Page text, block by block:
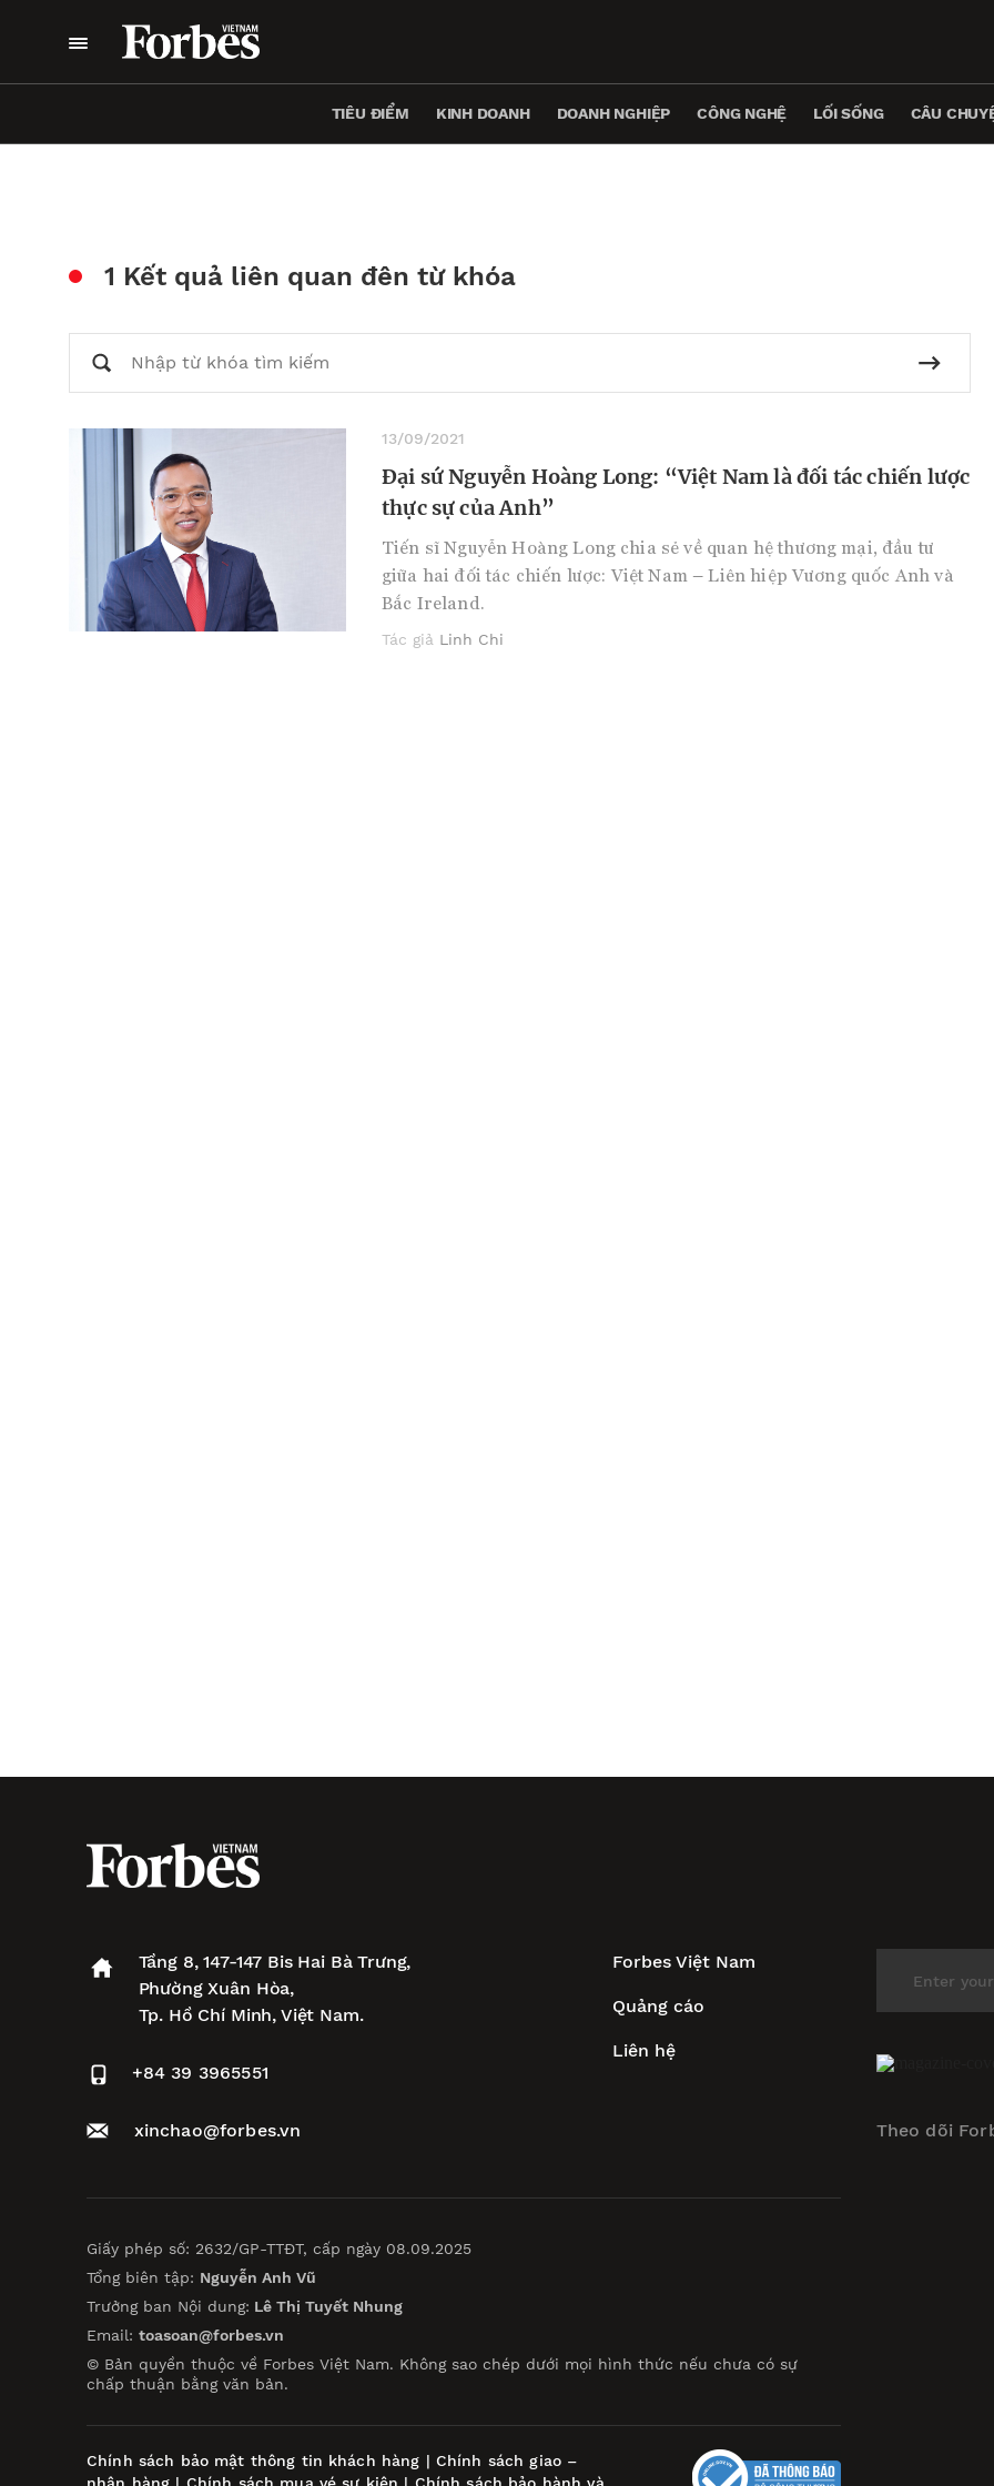
TIÊU ĐIỂM KINH DOANH DOANH NGHIỆP CÔNG NGHỆ LỐI SỐNG CÂU
1 Kết quả liên quan đên từ khóa
13/09/2021
Đại sứ Nguyễn Hoàng Long: “Việt Nam là đối tác chiến lược
thực sự của Anh”
Tiến sĩ Nguyễn Hoàng Long chia sẻ về quan hệ thương mại, đầu tư
giữa hai đối tác chiến lược: Việt Nam – Liên hiệp Vương quốc Anh và
Bắc Ireland.
Tác giả Linh Chi
Tầng 8, 147-147 Bis Hai Bà Trưng,
Phường Xuân Hòa,
Tp. Hồ Chí Minh, Việt Nam.
+84 39 3965551
xinchao@forbes.vn
Forbes Việt Nam
Quảng cáo
Liên hệ
Giấy phép số: 2632/GP-TTĐT, cấp ngày 08.09.2025
Tổng biên tập: Nguyễn Anh Vũ
Trưởng ban Nội dung: Lê Thị Tuyết Nhung
Email: toasoan@forbes.vn
© Bản quyền thuộc về Forbes Việt Nam. Không sao chép dưới mọi hình thức nếu chưa có sự
chấp thuận bằng văn bản.
Chính sách bảo mật thông tin khách hàng | Chính sách giao –
nhận hàng | Chính sách mua vé sự kiện | Chính sách bảo hành và
Theo dõi